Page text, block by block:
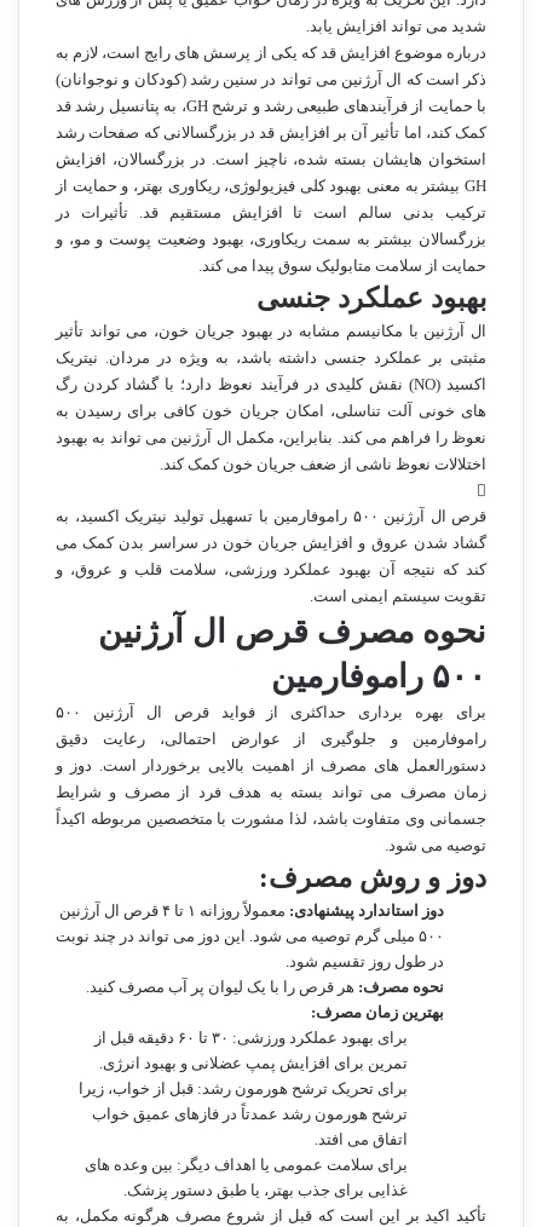
شدید می تواند افزایش یابد.
درباره موضوع افزایش قد که یکی از پرسش های رایج است، لازم به
ذکر است که ال آرژنین می تواند در سنین رشد (کودکان و نوجوانان)
با حمایت از فرآیندهای طبیعی رشد و ترشح GH، به پتانسیل رشد قد
کمک کند، اما تأثیر آن بر افزایش قد در بزرگسالانی که صفحات رشد
استخوان هایشان بسته شده، ناچیز است. در بزرگسالان، افزایش
GH بیشتر به معنی بهبود کلی فیزیولوژی، ریکاوری بهتر، و حمایت از
ترکیب بدنی سالم است تا افزایش مستقیم قد. تأثیرات در
بزرگسالان بیشتر به سمت ریکاوری، بهبود وضعیت پوست و مو، و
حمایت از سلامت متابولیک سوق پیدا می کند.
بهبود عملکرد جنسی
ال آرژنین با مکانیسم مشابه در بهبود جریان خون، می تواند تأثیر
مثبتی بر عملکرد جنسی داشته باشد، به ویژه در مردان. نیتریک
اکسید (NO) نقش کلیدی در فرآیند نعوظ دارد؛ با گشاد کردن رگ
های خونی آلت تناسلی، امکان جریان خون کافی برای رسیدن به
نعوظ را فراهم می کند. بنابراین، مکمل ال آرژنین می تواند به بهبود
اختلالات نعوظ ناشی از ضعف جریان خون کمک کند.
قرص ال آرژنین ۵۰۰ راموفارمین با تسهیل تولید نیتریک اکسید، به
گشاد شدن عروق و افزایش جریان خون در سراسر بدن کمک می
کند که نتیجه آن بهبود عملکرد ورزشی، سلامت قلب و عروق، و
تقویت سیستم ایمنی است.
نحوه مصرف قرص ال آرژنین
۵۰۰ راموفارمین
برای بهره برداری حداکثری از فواید قرص ال آرژنین ۵۰۰
راموفارمین و جلوگیری از عوارض احتمالی، رعایت دقیق
دستورالعمل های مصرف از اهمیت بالایی برخوردار است. دوز و
زمان مصرف می تواند بسته به هدف فرد از مصرف و شرایط
جسمانی وی متفاوت باشد، لذا مشورت با متخصصین مربوطه اکیداً
توصیه می شود.
دوز و روش مصرف:
دوز استاندارد پیشنهادی:
معمولاً روزانه ۱ تا ۴ قرص ال آرژنین
۵۰۰ میلی گرم توصیه می شود. این دوز می تواند در چند نوبت
در طول روز تقسیم شود.
نحوه مصرف: هر قرص را با یک لیوان پر آب مصرف کنید.
بهترین زمان مصرف:
برای بهبود عملکرد ورزشی: ۳۰ تا ۶۰ دقیقه قبل از
تمرین برای افزایش پمپ عضلانی و بهبود انرژی.
برای تحریک ترشح هورمون رشد: قبل از خواب، زیرا
ترشح هورمون رشد عمدتاً در فازهای عمیق خواب
اتفاق می افتد.
برای سلامت عمومی یا اهداف دیگر: بین وعده های
غذایی برای جذب بهتر، یا طبق دستور پزشک.
تأکید اکید بر این است که قبل از شروع مصرف هرگونه مکمل، به